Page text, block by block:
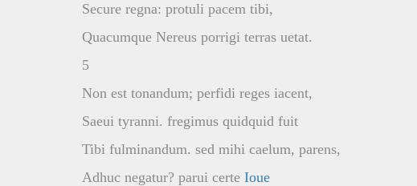
Secure regna: protuli pacem tibi,
Quacumque Nereus porrigi terras uetat.
5
Non est tonandum; perfidi reges iacent,
Saeui tyranni. fregimus quidquid fuit
Tibi fulminandum. sed mihi caelum, parens,
Adhuc negatur? parui certe Ioue